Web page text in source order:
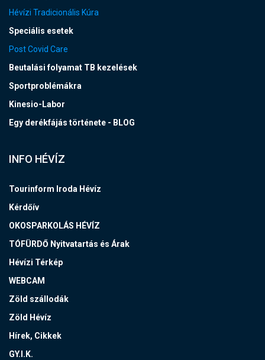
Hévízi Tradicionális Kúra
Speciális esetek
Post Covid Care
Beutalási folyamat TB kezelések
Sportproblémákra
Kinesio-Labor
Egy derékfájás története - BLOG
INFO HÉVÍZ
Tourinform Iroda Hévíz
Kérdőív
OKOSPARKOLÁS HÉVÍZ
TÓFÜRDŐ Nyitvatartás és Árak
Hévízi Térkép
WEBCAM
Zöld szállodák
Zöld Hévíz
Hírek, Cikkek
GY.I.K.